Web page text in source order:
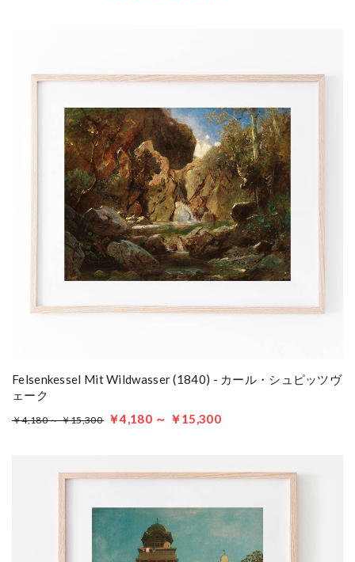
Felsenkessel Mit Wildwasser (1840) - カール・シュピッツヴ
ェーク
￥4,180 ～ ￥15,300 ￥4,180 ～ ￥15,300